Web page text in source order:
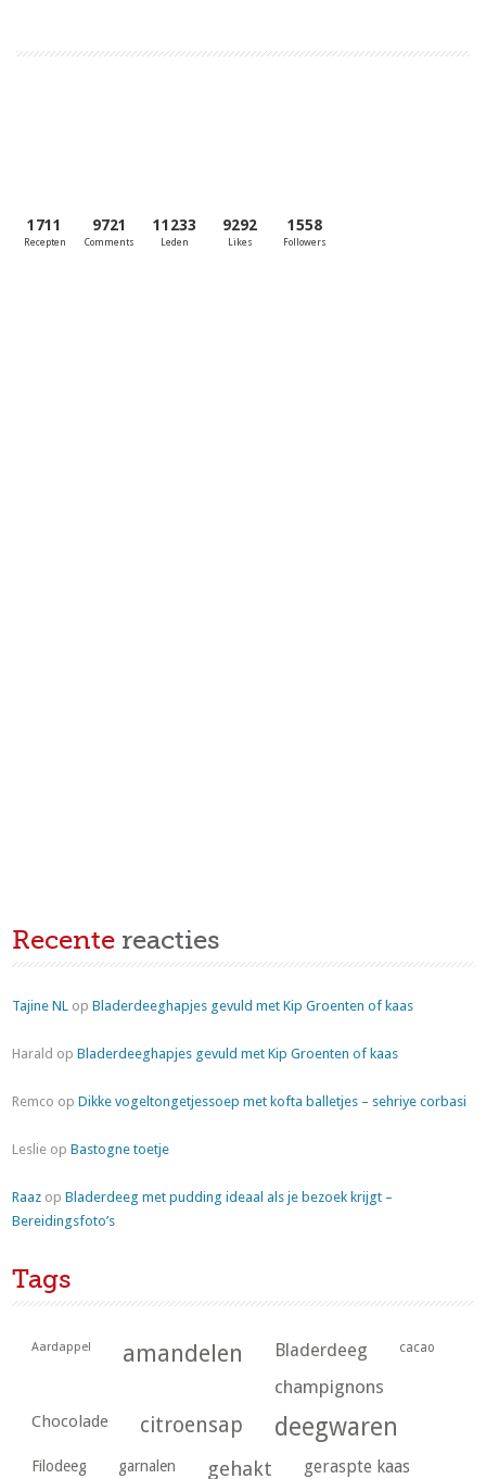
1711
Recepten
9721
Comments
11233
Leden
9292
Likes
1558
Followers
Recente reacties
Tajine NL opBladerdeeghapjes gevuld met Kip Groenten of kaas
Harald opBladerdeeghapjes gevuld met Kip Groenten of kaas
Remco opDikke vogeltongetjessoep met kofta balletjes – sehriye corbasi
Leslie opBastogne toetje
Raaz opBladerdeeg met pudding ideaal als je bezoek krijgt –
Bereidingsfoto’s
Tags
Aardappel amandelen Bladerdeeg cacao
champignons
Chocolade citroensap deegwaren
Filodeeg garnalen gehakt geraspte kaas